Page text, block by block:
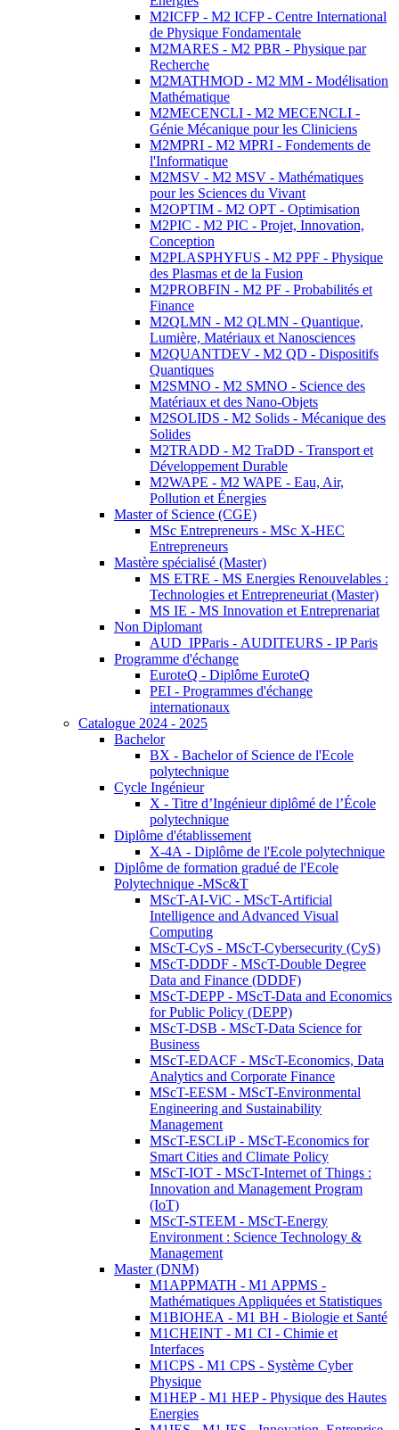
M2ICFP - M2 ICFP - Centre International
de Physique Fondamentale
M2MARES - M2 PBR - Physique par
Recherche
M2MATHMOD - M2 MM - Modélisation
Mathématique
M2MECENCLI - M2 MECENCLI -
Génie Mécanique pour les Cliniciens
M2MPRI - M2 MPRI - Fondements de
l'Informatique
M2MSV - M2 MSV - Mathématiques
pour les Sciences du Vivant
M2OPTIM - M2 OPT - Optimisation
M2PIC - M2 PIC - Projet, Innovation,
Conception
M2PLASPHYFUS - M2 PPF - Physique
des Plasmas et de la Fusion
M2PROBFIN - M2 PF - Probabilités et
Finance
M2QLMN - M2 QLMN - Quantique,
Lumière, Matériaux et Nanosciences
M2QUANTDEV - M2 QD - Dispositifs
Quantiques
M2SMNO - M2 SMNO - Science des
Matériaux et des Nano-Objets
M2SOLIDS - M2 Solids - Mécanique des
Solides
M2TRADD - M2 TraDD - Transport et
Développement Durable
M2WAPE - M2 WAPE - Eau, Air,
Pollution et Énergies
Master of Science (CGE)
MSc Entrepreneurs - MSc X-HEC
Entrepreneurs
Mastère spécialisé (Master)
MS ETRE - MS Energies Renouvelables :
Technologies et Entrepreneuriat (Master)
MS IE - MS Innovation et Entreprenariat
Non Diplomant
AUD_IPParis - AUDITEURS - IP Paris
Programme d'échange
EuroteQ - Diplôme EuroteQ
PEI - Programmes d'échange
internationaux
Catalogue 2024 - 2025
Bachelor
BX - Bachelor of Science de l'Ecole
polytechnique
Cycle Ingénieur
X - Titre d’Ingénieur diplômé de l’École
polytechnique
Diplôme d'établissement
X-4A - Diplôme de l'Ecole polytechnique
Diplôme de formation gradué de l'Ecole
Polytechnique -MSc&T
MScT-AI-ViC - MScT-Artificial
Intelligence and Advanced Visual
Computing
MScT-CyS - MScT-Cybersecurity (CyS)
MScT-DDDF - MScT-Double Degree
Data and Finance (DDDF)
MScT-DEPP - MScT-Data and Economics
for Public Policy (DEPP)
MScT-DSB - MScT-Data Science for
Business
MScT-EDACF - MScT-Economics, Data
Analytics and Corporate Finance
MScT-EESM - MScT-Environmental
Engineering and Sustainability
Management
MScT-ESCLiP - MScT-Economics for
Smart Cities and Climate Policy
MScT-IOT - MScT-Internet of Things :
Innovation and Management Program
(IoT)
MScT-STEEM - MScT-Energy
Environment : Science Technology &
Management
Master (DNM)
M1APPMATH - M1 APPMS -
Mathématiques Appliquées et Statistiques
M1BIOHEA - M1 BH - Biologie et Santé
M1CHEINT - M1 CI - Chimie et
Interfaces
M1CPS - M1 CPS - Système Cyber
Physique
M1HEP - M1 HEP - Physique des Hautes
Energies